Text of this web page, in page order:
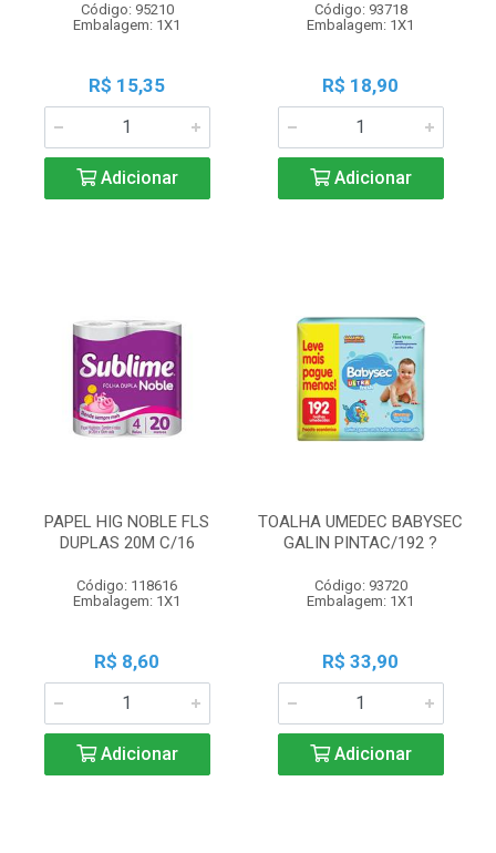
Código: 95210
Embalagem: 1X1
R$ 15,35
Adicionar
Código: 93718
Embalagem: 1X1
R$ 18,90
Adicionar
PAPEL HIG NOBLE FLS
DUPLAS 20M C/16
Código: 118616
Embalagem: 1X1
R$ 8,60
Adicionar
TOALHA UMEDEC BABYSEC
GALIN PINTAC/192 ?
Código: 93720
Embalagem: 1X1
R$ 33,90
Adicionar